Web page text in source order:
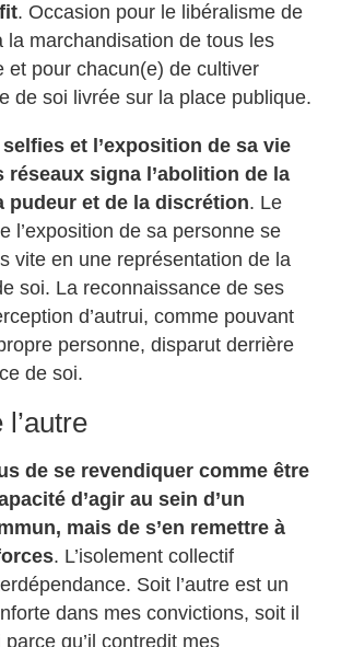
. Occasion pour le libéralisme de
la marchandisation de tous les
et pour chacun(e) de cultiver
de soi livrée sur la place publique.
et l’exposition de sa vie
réseaux signa l’abolition de la
pudeur et de la discrétion. Le
l’exposition de sa personne se
vite en une représentation de la
soi. La reconnaissance de ses
d’autrui, comme pouvant
personne, disparut derrière
de soi.
de se revendiquer comme être
d’agir au sein d’un
mais de s’en remettre à
. L’isolement collectif
Soit l’autre est un
dans mes convictions, soit il
qu’il contredit mes